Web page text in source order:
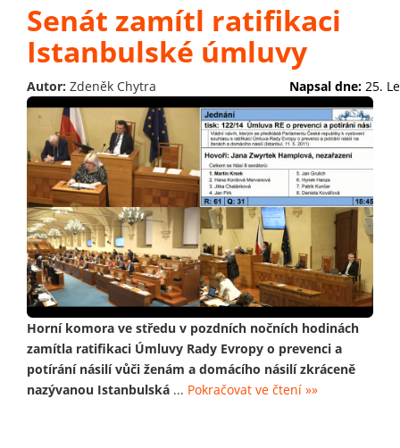
Senát zamítl ratifikaci
Istanbulské úmluvy
Autor: Zdeněk Chytra Napsal dne: 25.
Horní komora ve středu v pozdních nočních hodinách
zamítla ratifikaci Úmluvy Rady Evropy o prevenci a
potírání násilí vůči ženám a domácího násilí zkráceně
nazývanou Istanbulská ... Pokračovat ve čtení »»